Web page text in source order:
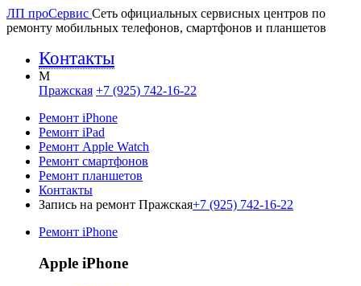
ЛП проСервис Сеть официальных сервисных центров по
ремонту мобильных телефонов, смартфонов и планшетов
Контакты
M
Пражская +7 (925) 742-16-22
Ремонт iPhone
Ремонт iPad
Ремонт Apple Watch
Ремонт смартфонов
Ремонт планшетов
Контакты
Запись на ремонт Пражская+7 (925) 742-16-22
Ремонт iPhone
Apple iPhone